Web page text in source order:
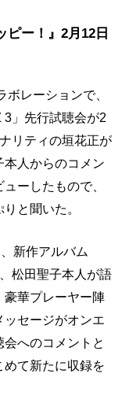
ピー！』2月12日
ボレーションで、
」先行試聴会が2
リティの垣花正が
人からのコメン
ーしたもので、
と聞いた。
新作アルバム
松田聖子本人が語
豪華プレーヤー陣
ッセージがオンエ
へのコメントと
て新たに収録を